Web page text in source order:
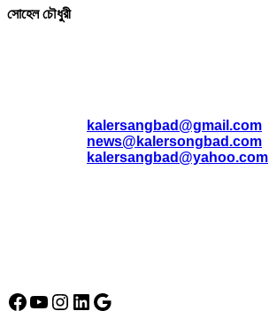
সোহেল চৌধুরী
kalersangbad@gmail.com
news@kalersongbad.com
kalersangbad@yahoo.com
Facebook
YouTube
Instagram
LinkedIn
Google